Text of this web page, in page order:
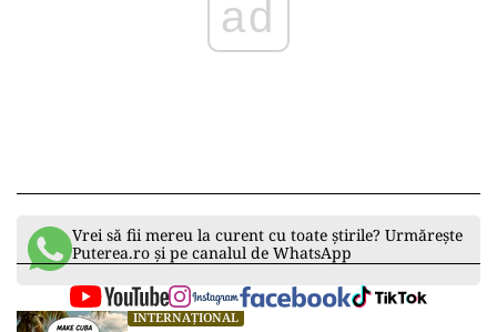
ad
Vrei să fii mereu la curent cu toate știrile? Urmărește
Puterea.ro și pe canalul de WhatsApp
INTERNAȚIONAL